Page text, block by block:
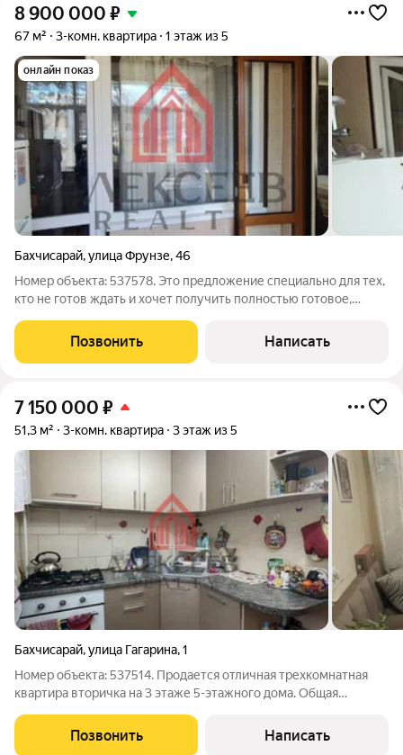
8 900 000 ₽
67 м² 3-комн. квартира 1 этаж из 5
онлайн показ
Бахчисарай,улица Фрунзе,46
Номер объекта: 537578. Это предложение специально для тех,
кто не готов ждать и хочет получить полностью готовое,
инфраструктурой. Здесь продумано все: от качественного
ремонта до близости социальных
Позвонить Написать
7 150 000 ₽
51,3 м² 3-комн. квартира 3 этаж из 5
Бахчисарай,улица Гагарина,1
Номер объекта: 537514. Продается отличная трехкомнатная
квартира вторичка на 3 этаже 5-этажного дома. Общая
имеет площадь 5.8 кв.м. Эта квартира идеально подойдет для
тех, кому важен комфорт и
Позвонить Написать